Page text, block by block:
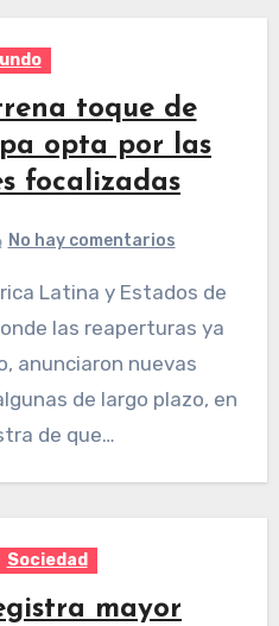
toque de
opta por las
focalizadas
No hay comentarios
las reaperturas ya
anunciaron nuevas
de largo plazo, en
de que…
Sociedad
mayor